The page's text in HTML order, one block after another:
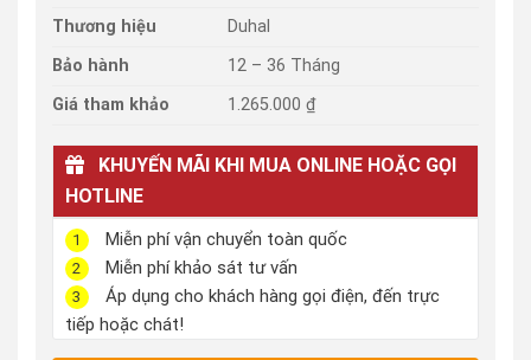
Thương hiệu
Duhal
Bảo hành
12 – 36 Tháng
Giá tham khảo
1.265.000 ₫
KHUYẾN MÃI KHI MUA ONLINE HOẶC GỌI
HOTLINE
1 Miễn phí vận chuyển toàn quốc
2 Miễn phí khảo sát tư vấn
3
Áp dụng cho khách hàng gọi điện, đến trực
tiếp hoặc chát!